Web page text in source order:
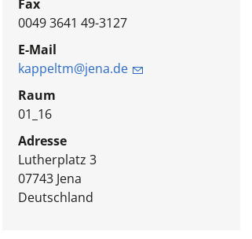
Fax
0049 3641 49-3127
E-Mail
kappeltm@jena.de
Raum
01_16
Adresse
Lutherplatz 3
07743 Jena
Deutschland